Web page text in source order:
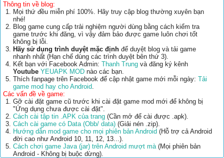
Thông tin về blog:
Mọi thứ đều miễn phí 100%. Hãy truy cập blog thường xuyên bạn
nhé!
Blog game cung cấp trải nghiệm người dùng bằng cách kiểm tra
game trước khi đăng, vì vậy đảm bảo được game luôn chơi tốt
không bị lỗi.
Hãy sử dụng trình duyệt mặc định để duyệt blog và tải game
nhanh nhất (Hạn chế dùng các trình duyệt bên thứ 3).
Kết bạn với Facebook Admin: Thanh Trung và đăng ký kênh
Youtube YEUAPK MOD nào các bạn.
Thích fanpage trên Facebook để cập nhật game mới mỗi ngày: Tải
game mod hay cho Android.
Các vấn đề về game:
Gỡ cài đặt game cũ trước khi cài đặt game mod mới để không bị
"Ứng dụng chưa được cài đặt".
Cách cài tập tin .APK của trang (Cần mở để cài được .apk).
Cách cài game có Data (Obb/ data) (Giải nén .zip).
Hướng dẫn mod game cho mọi phiên bản Android (Hỗ trợ cả Android
đời cao như Android 10, 11, 12, 13...).
Cách chơi game Java (jar) trên Android mượt mà(Mọi phiên bản
Android - Không bị buộc dừng).